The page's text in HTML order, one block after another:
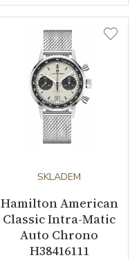
SKLADEM
Hamilton American
Classic Intra-Matic
Auto Chrono
H38416111